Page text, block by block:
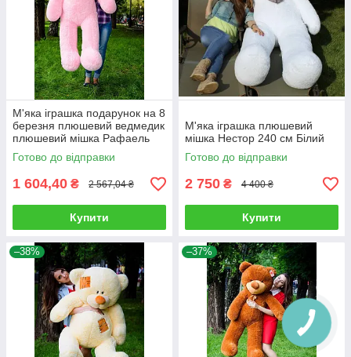
М'яка іграшка подарунок на 8
березня плюшевий ведмедик
плюшевий мішка Рафаель
160 см Рожевий
Готово до відправки
1 604,40 ₴ 2 567,04 ₴
Купити
М'яка іграшка плюшевий
мішка Нестор 240 см Білий
Готово до відправки
2 750 ₴ 4 400 ₴
Купити
–38% –37%